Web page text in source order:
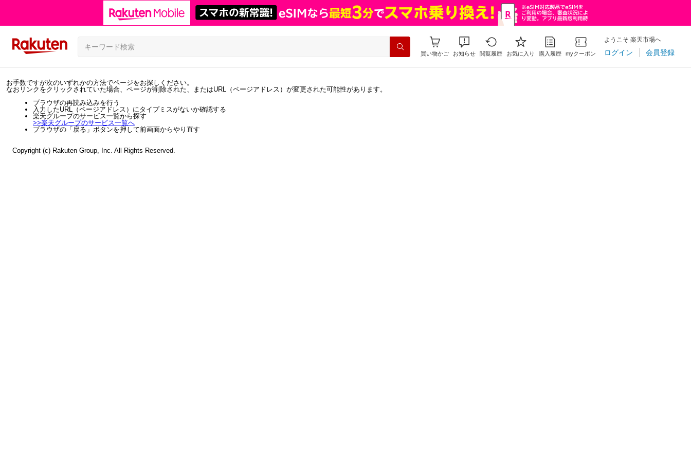
買い物かご お知らせ 閲覧履歴 お気に入り 購入履歴 myクーポン
ようこそ 楽天市場へ
ログイン 会員登録
お手数ですが次のいずれかの方法でページをお探しください。
なおリンクをクリックされていた場合、ページが削除された、またはURL（ページアドレス）が変更された可能性があります。
ブラウザの再読み込みを行う
入力したURL（ページアドレス）にタイプミスがないか確認する
楽天グループのサービス一覧から探す
>>楽天グループのサービス一覧へ
ブラウザの「戻る」ボタンを押して前画面からやり直す
Copyright (c) Rakuten Group, Inc. All Rights Reserved.